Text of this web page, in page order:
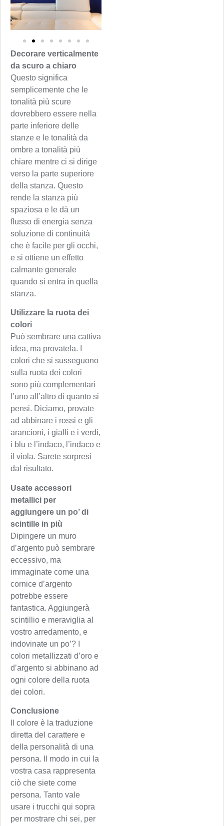
Decorare verticalmente
da scuro a chiaro
Questo significa
semplicemente che le
tonalità più scure
dovrebbero essere nella
parte inferiore delle
stanze e le tonalità da
ombre a tonalità più
chiare mentre ci si dirige
verso la parte superiore
della stanza. Questo
rende la stanza più
spaziosa e le dà un
flusso di energia senza
soluzione di continuità
che è facile per gli occhi,
e si ottiene un effetto
calmante generale
quando si entra in quella
stanza.
Utilizzare la ruota dei
colori
Può sembrare una cattiva
idea, ma provatela. I
colori che si susseguono
sulla ruota dei colori
sono più complementari
l’uno all’altro di quanto si
pensi. Diciamo, provate
ad abbinare i rossi e gli
arancioni, i gialli e i verdi,
i blu e l’indaco, l’indaco e
il viola. Sarete sorpresi
dal risultato.
Usate accessori
metallici per
aggiungere un po’ di
scintille in più
Dipingere un muro
d’argento può sembrare
eccessivo, ma
immaginate come una
cornice d’argento
potrebbe essere
fantastica. Aggiungerà
scintillio e meraviglia al
vostro arredamento, e
indovinate un po’? I
colori metallizzati d’oro e
d’argento si abbinano ad
ogni colore della ruota
dei colori.
Conclusione
Il colore è la traduzione
diretta del carattere e
della personalità di una
persona. Il modo in cui la
vostra casa rappresenta
ciò che siete come
persona. Tanto vale
usare i trucchi qui sopra
per mostrare chi sei, per